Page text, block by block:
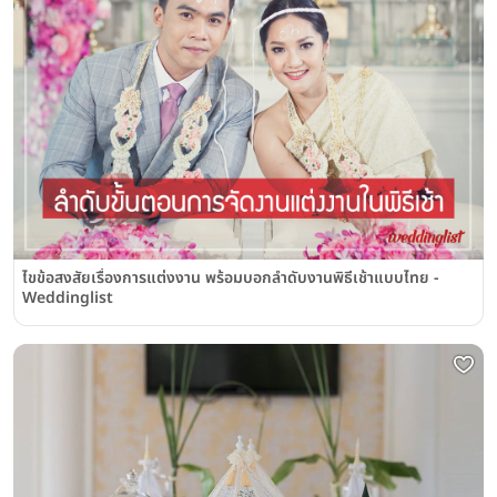
ไขข้อสงสัยเรื่องการแต่งงาน พร้อมบอกลำดับงานพิธีเช้าแบบไทย -
Weddinglist